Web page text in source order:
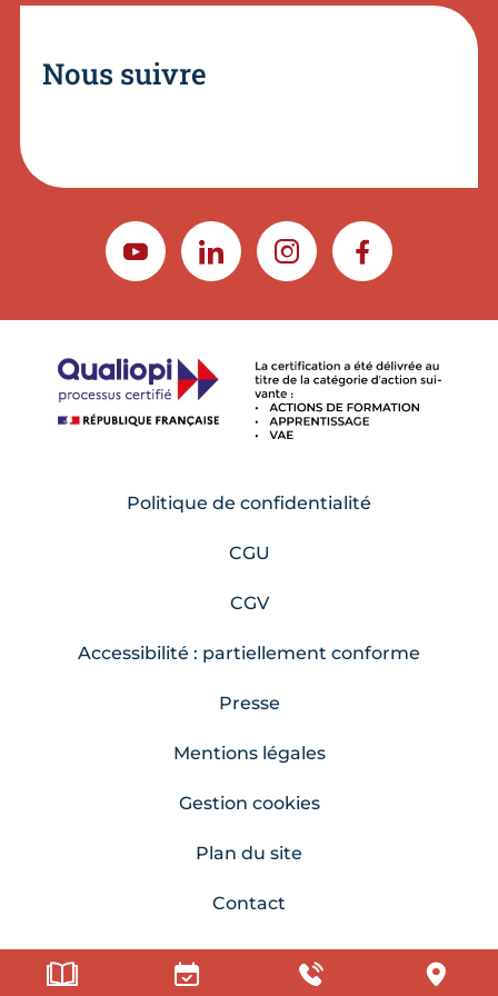
Nous suivre
YOUTUBELINKEDININSTAGRAMFACEBOOK
Politique de confidentialité
CGU
CGV
Accessibilité : partiellement conforme
Presse
Mentions légales
Gestion cookies
Plan du site
Contact